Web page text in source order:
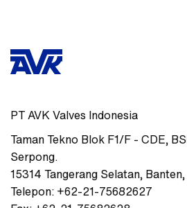
PT AVK Valves Indonesia
Taman Tekno Blok F1/F - CDE,
Serpong.
15314 Tangerang Selatan, Banten,
Telepon: +62-21-75682627